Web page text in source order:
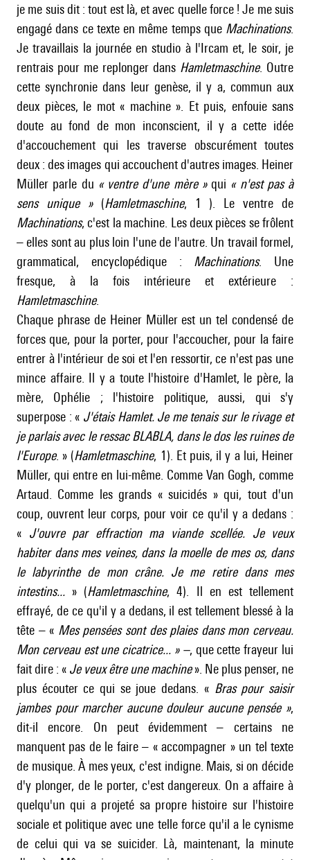
je me suis dit : tout est là, et avec quelle force ! Je me suis
engagé dans ce texte en même temps que Machinations.
Je travaillais la journée en studio à l'Ircam et, le soir, je
rentrais pour me replonger dans Hamletmaschine. Outre
cette synchronie dans leur genèse, il y a, commun aux
deux pièces, le mot « machine ». Et puis, enfouie sans
doute au fond de mon inconscient, il y a cette idée
d'accouchement qui les traverse obscurément toutes
deux : des images qui accouchent d'autres images. Heiner
Müller parle du « ventre d'une mère»qui « n'est pas à
sens unique»(Hamletmaschine, 1 ). Le ventre de
Machinations, c'est la machine. Les deux pièces se frôlent
– elles sont au plus loin l'une de l'autre. Un travail formel,
grammatical, encyclopédique : Machinations. Une
fresque, à la fois intérieure et extérieure :
Hamletmaschine.
Chaque phrase de Heiner Müller est un tel condensé de
forces que, pour la porter, pour l'accoucher, pour la faire
entrer à l'intérieur de soi et l'en ressortir, ce n'est pas une
mince affaire. Il y a toute l'histoire d'Hamlet, le père, la
mère, Ophélie ; l'histoire politique, aussi, qui s'y
superpose : « J'étais Hamlet. Je me tenais sur le rivage et
je parlais avec le ressac BLABLA, dans le dos les ruines de
l'Europe. » (Hamletmaschine, 1). Et puis, il y a lui, Heiner
Müller, qui entre en lui-même. Comme Van Gogh, comme
Artaud. Comme les grands « suicidés » qui, tout d'un
coup, ouvrent leur corps, pour voir ce qu'il y a dedans :
« J'ouvre par effraction ma viande scellée. Je veux
habiter dans mes veines, dans la moelle de mes os, dans
le labyrinthe de mon crâne. Je me retire dans mes
intestins... » (Hamletmaschine, 4). Il en est tellement
effrayé, de ce qu'il y a dedans, il est tellement blessé à la
tête – « Mes pensées sont des plaies dans mon cerveau.
Mon cerveau est une cicatrice... » –, que cette frayeur lui
fait dire : « Je veux être une machine». Ne plus penser, ne
plus écouter ce qui se joue dedans. « Bras pour saisir
jambes pour marcher aucune douleur aucune pensée »,
dit-il encore. On peut évidemment – certains ne
manquent pas de le faire – « accompagner » un tel texte
de musique. À mes yeux, c'est indigne. Mais, si on décide
d'y plonger, de le porter, c'est dangereux. On a affaire à
quelqu'un qui a projeté sa propre histoire sur l'histoire
sociale et politique avec une telle force qu'il a le cynisme
de celui qui va se suicider. Là, maintenant, la minute